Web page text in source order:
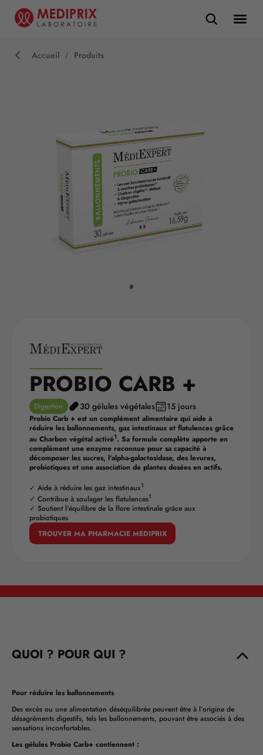
Accueil Produits
PROBIO CARB +
Digestion 30 gélules végétales 15 jours
Probio Carb + est un complément alimentaire qui aide à
réduire les ballonnements, gaz intestinaux et flatulences grâce
au Charbon végétal activé1. Sa formule complète apporte en
complément une enzyme reconnue pour sa capacité à
décomposer les sucres, l'alpha-galactosidase, des levures,
probiotiques et une association de plantes dosées en actifs.
✓ Aide à réduire les gaz intestinaux1
✓ Contribue à soulager les flatulences1
✓ Soutient l'équilibre de la flore intestinale grâce aux
probiotiques
TROUVER MA PHARMACIE MEDIPRIX
QUOI ? POUR QUI ?
Pour réduire les ballonnements
Des excès ou une alimentation déséquilibrée peuvent être à l’origine de
désagréments digestifs, tels les ballonnements, pouvant être associés à des
sensations inconfortables.
Les gélules Probio Carb+ contiennent :